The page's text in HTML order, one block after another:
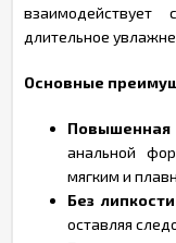
длительное
Основные
Повышенная
анальной
мягким и
Без
оставляя